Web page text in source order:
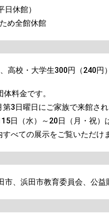
休館）
め全館休館
高校・大学生300円（240円
料金です。
3日曜日にご家族で来館され
日（水）～20日（月・祝）
べての展示をご覧いただけ
市、浜田市教育委員会、公